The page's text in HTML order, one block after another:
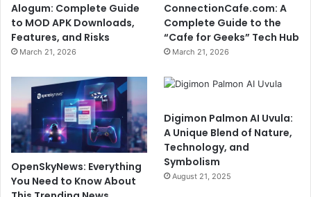
Alogum: Complete Guide
to MOD APK Downloads,
Features, and Risks
March 21, 2026
ConnectionCafe.com: A
Complete Guide to the
“Cafe for Geeks” Tech Hub
March 21, 2026
OpenSkyNews: Everything
You Need to Know About
Digimon Palmon AI Uvula:
A Unique Blend of Nature,
Technology, and
Symbolism
August 21, 2025